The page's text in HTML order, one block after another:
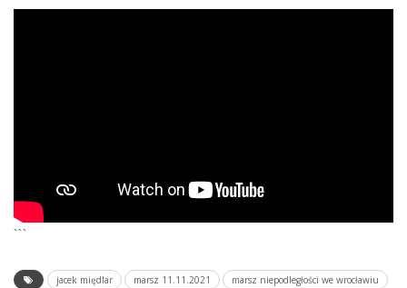
```
jacek międlar marsz 11.11.2021
marsz niepodległości we wrocławiu